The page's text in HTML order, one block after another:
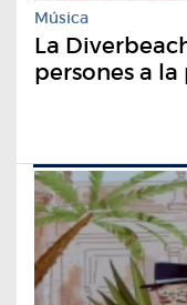
Música
La
persones a